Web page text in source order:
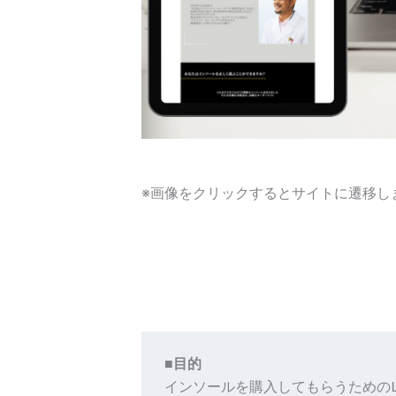
※画像をクリックするとサイトに遷移し
■目的
インソールを購入してもらうための